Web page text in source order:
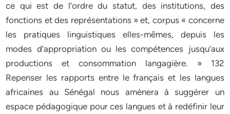
ce qui est de l’ordre du statut, des institutions, des
fonctions et des représentations » et, corpus « concerne
les pratiques linguistiques elles-mêmes, depuis les
modes d’appropriation ou les compétences jusqu’aux
productions et consommation langagière. » 132
Repenser les rapports entre le français et les langues
africaines au Sénégal nous amènera à suggérer un
espace pédagogique pour ces langues et à redéfinir leur